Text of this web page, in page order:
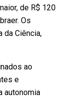
de R$ 120
Os
da Ciência,
ao
e
autonomia